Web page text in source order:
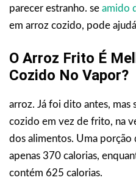
parecer estranho. se amido
em arroz cozido, pode
O Arroz Frito É
Cozido No Vapor?
arroz. Já foi dito antes, mas
cozido em vez de frito, na
dos alimentos. Uma
apenas 370 calorias,
contém 625 calorias.